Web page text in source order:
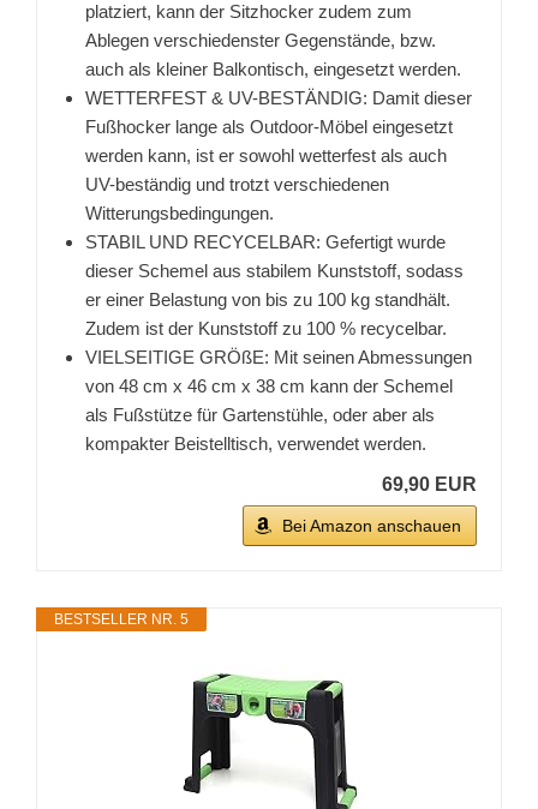
platziert, kann der Sitzhocker zudem zum
Ablegen verschiedenster Gegenstände, bzw.
auch als kleiner Balkontisch, eingesetzt werden.
WETTERFEST & UV-BESTÄNDIG: Damit dieser
Fußhocker lange als Outdoor-Möbel eingesetzt
werden kann, ist er sowohl wetterfest als auch
UV-beständig und trotzt verschiedenen
Witterungsbedingungen.
STABIL UND RECYCELBAR: Gefertigt wurde
dieser Schemel aus stabilem Kunststoff, sodass
er einer Belastung von bis zu 100 kg standhält.
Zudem ist der Kunststoff zu 100 % recycelbar.
VIELSEITIGE GRÖßE: Mit seinen Abmessungen
von 48 cm x 46 cm x 38 cm kann der Schemel
als Fußstütze für Gartenstühle, oder aber als
kompakter Beistelltisch, verwendet werden.
69,90 EUR
Bei Amazon anschauen
BESTSELLER NR. 5